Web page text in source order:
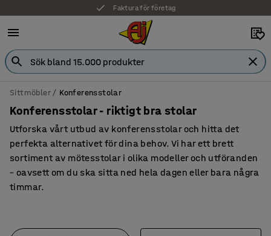
Faktura för företag
Sittmöbler Konferensstolar
Konferensstolar - riktigt bra stolar
Utforska vårt utbud av konferensstolar och hitta det
perfekta alternativet för dina behov. Vi har ett brett
sortiment av mötesstolar i olika modeller och utföranden
– oavsett om du ska sitta ned hela dagen eller bara några
timmar.